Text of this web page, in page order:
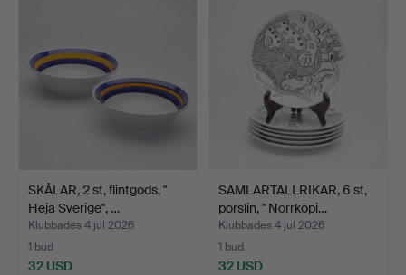
SKÅLAR, 2 st, flintgods, "
Heja Sverige", …
Klubbades 4 jul 2026
1 bud
32 USD
SAMLARTALLRIKAR, 6 st,
porslin, " Norrköpi…
Klubbades 4 jul 2026
1 bud
32 USD